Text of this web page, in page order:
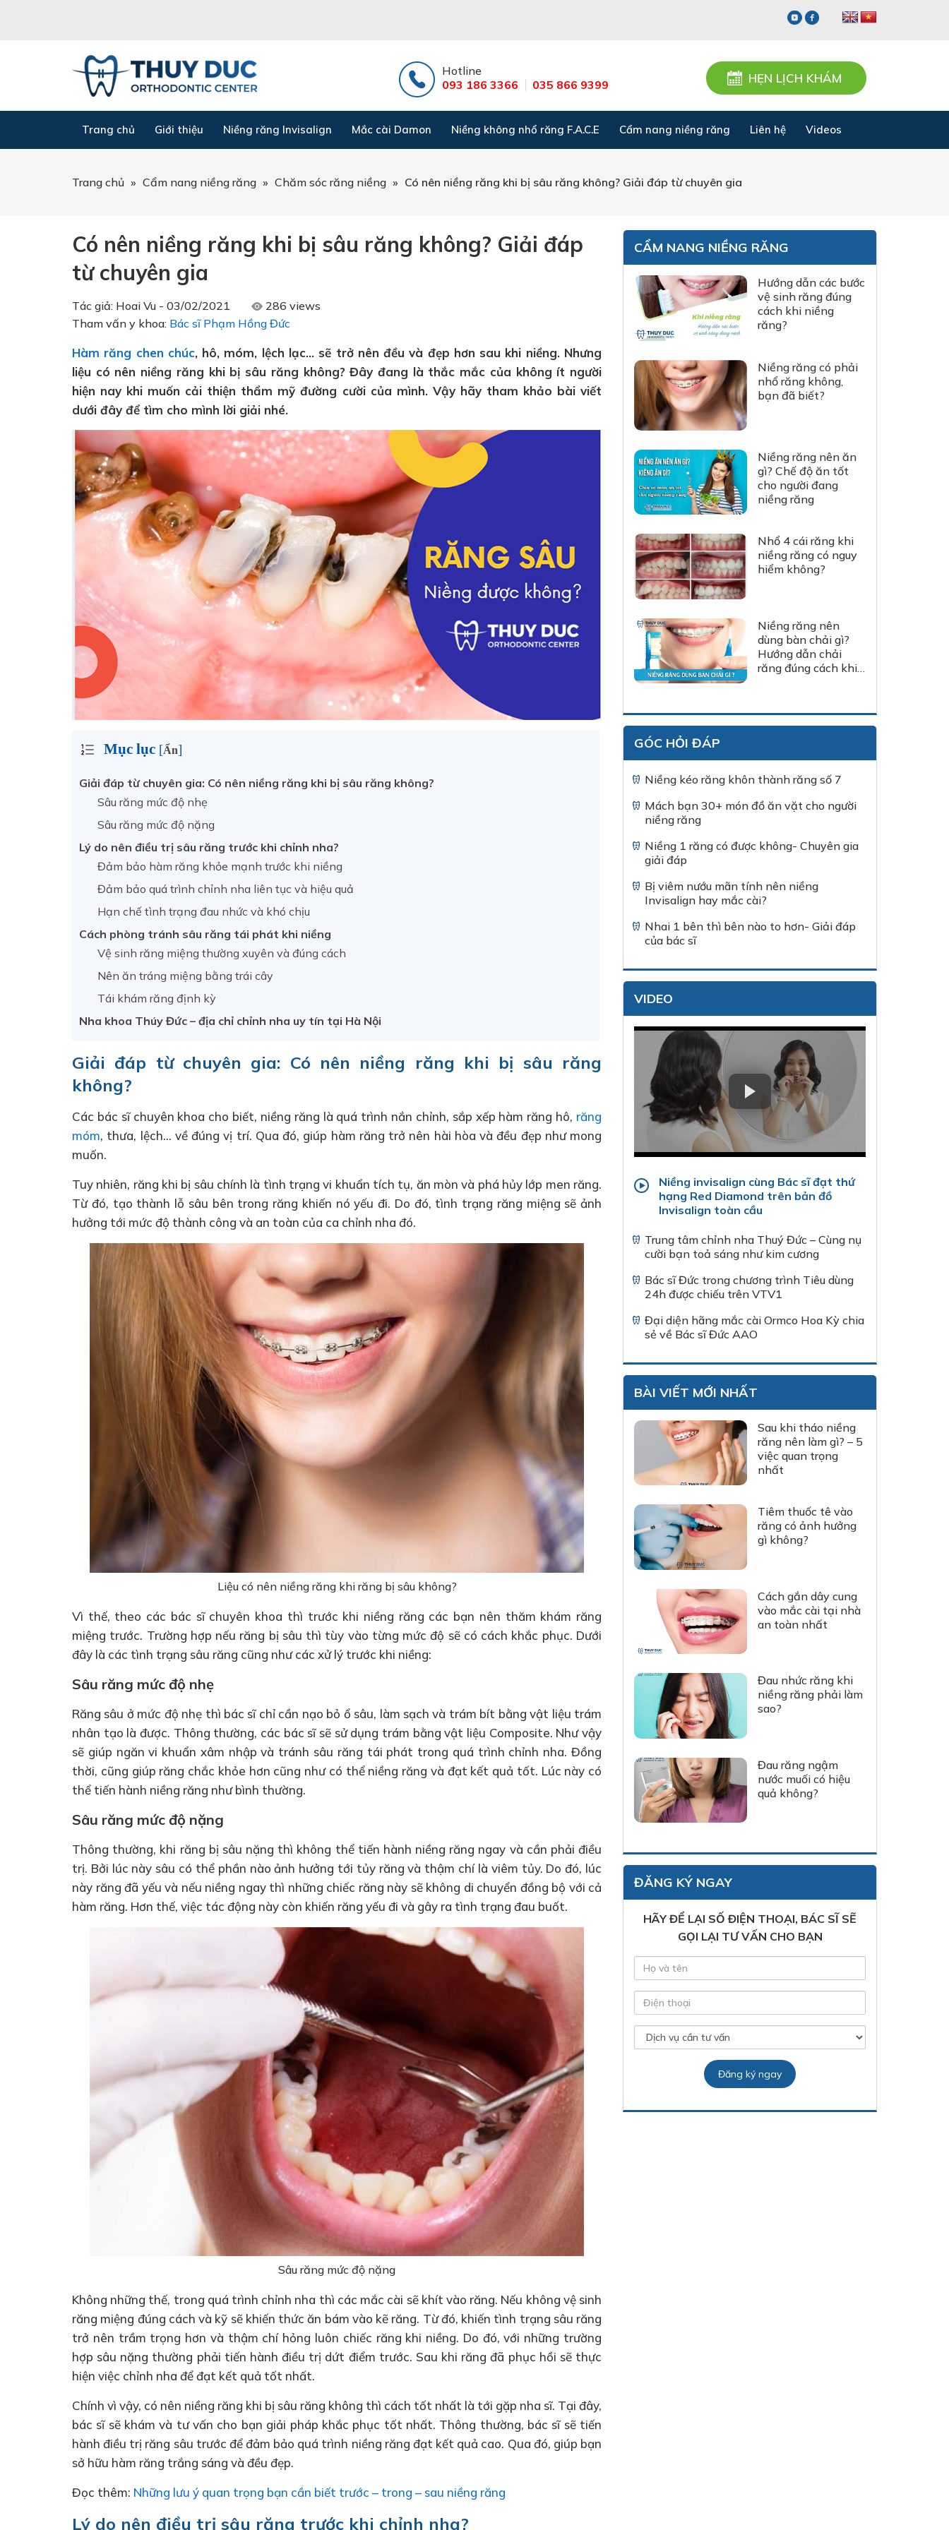
HẸN LỊCH KHÁM
Hotline
093 186 3366
035 866 9399
Trang chủ Giới thiệu Niềng răng Invisalign Mắc cài Damon Niềng không nhổ răng F.A.C.E Cẩm nang niềng răng Liên hệ Videos
Trang chủ » Cẩm nang niềng răng » Chăm sóc răng niềng » Có nên niềng răng khi bị sâu răng không? Giải đáp từ chuyên gia
Có nên niềng răng khi bị sâu răng không? Giải đáp
từ chuyên gia
Tác giả: Hoai Vu - 03/02/2021
286 views
Tham vấn y khoa: Bác sĩ Phạm Hồng Đức
Hàm răng chen chúc, hô, móm, lệch lạc… sẽ trở nên đều và đẹp hơn sau khi niềng. Nhưng
liệu có nên niềng răng khi bị sâu răng không? Đây đang là thắc mắc của không ít người
hiện nay khi muốn cải thiện thẩm mỹ đường cười của mình. Vậy hãy tham khảo bài viết
dưới đây để tìm cho mình lời giải nhé.
Mục lục [Ẩn]
Giải đáp từ chuyên gia: Có nên niềng răng khi bị sâu răng không?
Sâu răng mức độ nhẹ
Sâu răng mức độ nặng
Lý do nên điều trị sâu răng trước khi chỉnh nha?
Đảm bảo hàm răng khỏe mạnh trước khi niềng
Đảm bảo quá trình chỉnh nha liên tục và hiệu quả
Hạn chế tình trạng đau nhức và khó chịu
Cách phòng tránh sâu răng tái phát khi niềng
Vệ sinh răng miệng thường xuyên và đúng cách
Nên ăn tráng miệng bằng trái cây
Tái khám răng định kỳ
Nha khoa Thúy Đức – địa chỉ chỉnh nha uy tín tại Hà Nội
Giải đáp từ chuyên gia: Có nên niềng răng khi bị sâu răng
không?
Các bác sĩ chuyên khoa cho biết, niềng răng là quá trình nắn chỉnh, sắp xếp hàm răng hô, răng
móm, thưa, lệch… về đúng vị trí. Qua đó, giúp hàm răng trở nên hài hòa và đều đẹp như mong
muốn.
Tuy nhiên, răng khi bị sâu chính là tình trạng vi khuẩn tích tụ, ăn mòn và phá hủy lớp men răng.
Từ đó, tạo thành lỗ sâu bên trong răng khiến nó yếu đi. Do đó, tình trạng răng miệng sẽ ảnh
hưởng tới mức độ thành công và an toàn của ca chỉnh nha đó.
Liệu có nên niềng răng khi răng bị sâu không?
Vì thế, theo các bác sĩ chuyên khoa thì trước khi niềng răng các bạn nên thăm khám răng
miệng trước. Trường hợp nếu răng bị sâu thì tùy vào từng mức độ sẽ có cách khắc phục. Dưới
đây là các tình trạng sâu răng cũng như các xử lý trước khi niềng:
Sâu răng mức độ nhẹ
Răng sâu ở mức độ nhẹ thì bác sĩ chỉ cần nạo bỏ ổ sâu, làm sạch và trám bít bằng vật liệu trám
nhân tạo là được. Thông thường, các bác sĩ sẽ sử dụng trám bằng vật liệu Composite. Như vậy
sẽ giúp ngăn vi khuẩn xâm nhập và tránh sâu răng tái phát trong quá trình chỉnh nha. Đồng
thời, cũng giúp răng chắc khỏe hơn cũng như có thể niềng răng và đạt kết quả tốt. Lúc này có
thể tiến hành niềng răng như bình thường.
Sâu răng mức độ nặng
Thông thường, khi răng bị sâu nặng thì không thể tiến hành niềng răng ngay và cần phải điều
trị. Bởi lúc này sâu có thể phần nào ảnh hưởng tới tủy răng và thậm chí là viêm tủy. Do đó, lúc
này răng đã yếu và nếu niềng ngay thì những chiếc răng này sẽ không di chuyển đồng bộ với cả
hàm răng. Hơn thế, việc tác động này còn khiến răng yếu đi và gây ra tình trạng đau buốt.
Sâu răng mức độ nặng
Không những thế, trong quá trình chỉnh nha thì các mắc cài sẽ khít vào răng. Nếu không vệ sinh
răng miệng đúng cách và kỹ sẽ khiến thức ăn bám vào kẽ răng. Từ đó, khiến tình trạng sâu răng
trở nên trầm trọng hơn và thậm chí hỏng luôn chiếc răng khi niềng. Do đó, với những trường
hợp sâu nặng thường phải tiến hành điều trị dứt điểm trước. Sau khi răng đã phục hồi sẽ thực
hiện việc chỉnh nha để đạt kết quả tốt nhất.
Chính vì vậy, có nên niềng răng khi bị sâu răng không thì cách tốt nhất là tới gặp nha sĩ. Tại đây,
bác sĩ sẽ khám và tư vấn cho bạn giải pháp khắc phục tốt nhất. Thông thường, bác sĩ sẽ tiến
hành điều trị răng sâu trước để đảm bảo quá trình niềng răng đạt kết quả cao. Qua đó, giúp bạn
sở hữu hàm răng trắng sáng và đều đẹp.
Đọc thêm: Những lưu ý quan trọng bạn cần biết trước – trong – sau niềng răng
Lý do nên điều trị sâu răng trước khi chỉnh nha?
CẨM NANG NIỀNG RĂNG
Hướng dẫn các bước
vệ sinh răng đúng
cách khi niềng
răng?
Niềng răng có phải
nhổ răng không,
bạn đã biết?
Niềng răng nên ăn
gì? Chế độ ăn tốt
cho người đang
niềng răng
Nhổ 4 cái răng khi
niềng răng có nguy
hiểm không?
Niềng răng nên
dùng bàn chải gì?
Hướng dẫn chải
răng đúng cách khi
GÓC HỎI ĐÁP
Niềng kéo răng khôn thành răng số 7
Mách bạn 30+ món đồ ăn vặt cho người
niềng răng
Niềng 1 răng có được không- Chuyên gia
giải đáp
Bị viêm nướu mãn tính nên niềng
Invisalign hay mắc cài?
Nhai 1 bên thì bên nào to hơn- Giải đáp
của bác sĩ
VIDEO
Niềng invisalign cùng Bác sĩ đạt thứ
hạng Red Diamond trên bản đồ
Invisalign toàn cầu
Trung tâm chỉnh nha Thuý Đức – Cùng nụ
cười bạn toả sáng như kim cương
Bác sĩ Đức trong chương trình Tiêu dùng
24h được chiếu trên VTV1
Đại diện hãng mắc cài Ormco Hoa Kỳ chia
sẻ về Bác sĩ Đức AAO
BÀI VIẾT MỚI NHẤT
Sau khi tháo niềng
răng nên làm gì? – 5
việc quan trọng
nhất
Tiêm thuốc tê vào
răng có ảnh hưởng
gì không?
Cách gắn dây cung
vào mắc cài tại nhà
an toàn nhất
Đau nhức răng khi
niềng răng phải làm
sao?
Đau răng ngậm
nước muối có hiệu
quả không?
ĐĂNG KÝ NGAY
HÃY ĐỂ LẠI SỐ ĐIỆN THOẠI, BÁC SĨ SẼ
GỌI LẠI TƯ VẤN CHO BẠN